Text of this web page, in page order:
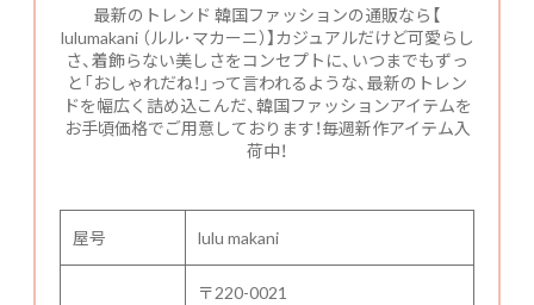
最新のトレンド 韓国ファッションの通販なら【
lulumakani （ルル･マカーニ）】カジュアルだけど可愛らし
さ、着飾らない美しさをコンセプトに、いつまでもずっ
と「おしゃれだね！」って言われるような、最新のトレン
ドを幅広く詰め込こんだ、韓国ファッションアイテムを
お手頃価格でご用意しております！毎週新作アイテム入
荷中！
屋号 lulu makani
〒220-0021